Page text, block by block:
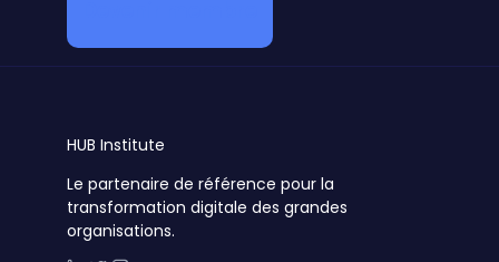
HUB Institute
Le partenaire de référence pour la
transformation digitale des grandes
organisations.